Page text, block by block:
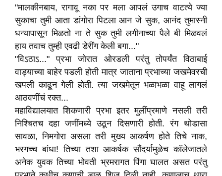
"मालकीनबाय, रागावू नका पर मला आपलं उगाच वाटत्ये ज्या
सुकाचा तुमी आता डांगोरा पिटला आन जे सुक, आनंद तुमास्नी
धन्यापासून मिळतो ना ते सुक तुमी लगीनाच्या पैले बी मिळवलं
हाय तवाच तुम्ही एवढी डेरींग केली बगा..."
"विऽठाऽ..." प्रभा जोरात ओरडली परंतु तोपर्यंत विठाबाई
वाड्याच्या बाहेर पडली होती मात्र जाताना प्रभाच्या जखमेवरची
खपली काढून गेली होती. त्या जखमेतून भळाभळा वाहू लागलं
आठवणींचं रक्त...
महाविद्यालयात शिकणारी प्रभा इतर मुलींप्रमाणे नसली तरी
निश्चितच दहा जणींमध्ये उठून दिसणारी होती. रंग थोडासा
सावळा, निमगोरा असला तरी मुख्य आकर्षण होते तिचे नाक,
भरगच्च बांधा! तिच्या तशा आकर्षक सौंदर्यामुळेच कॉलेजातले
अनेक युवक तिच्या भोवती भ्रमरागत पिंगा घालत असत परंतु